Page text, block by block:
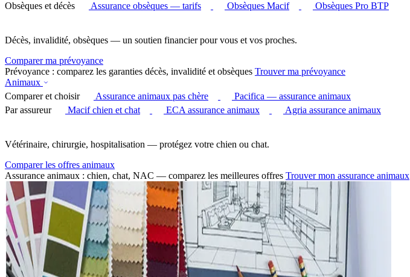
Obsèques et décès
Assurance obsèques — tarifs Obsèques Macif Obsèques Pro BTP
Décès, invalidité, obsèques — un soutien financier pour vous et vos proches.
Comparer ma prévoyance
Prévoyance : comparez les garanties décès, invalidité et obsèques Trouver ma prévoyance
Animaux
Comparer et choisir
Assurance animaux pas chère
Pacifica — assurance animaux
Par assureur
Macif chien et chat ECA assurance animaux Agria assurance animaux
Vétérinaire, chirurgie, hospitalisation — protégez votre chien ou chat.
Comparer les offres animaux
Assurance animaux : chien, chat, NAC — comparez les meilleures offres Trouver mon assurance animaux